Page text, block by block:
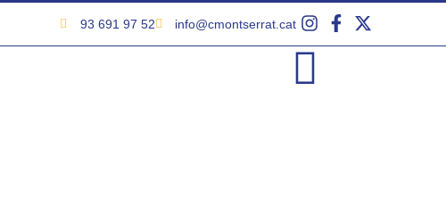
93 691 97 52 info@cmontserrat.cat